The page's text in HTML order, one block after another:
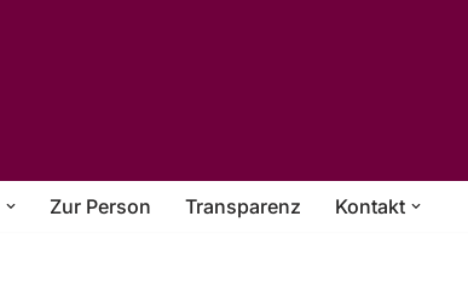
Zur Person Transparenz Kontakt